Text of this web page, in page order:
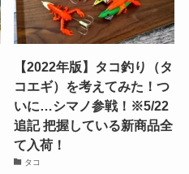
【2022年版】タコ釣り（タ
コエギ）を考えてみた！つ
いに…シマノ参戦！※5/22
追記 把握している新商品全
て入荷！
タコ